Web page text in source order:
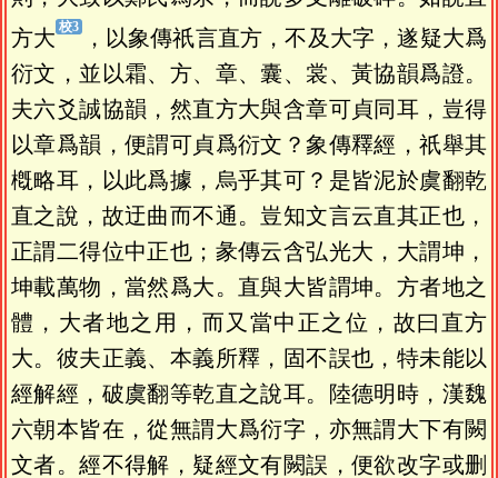
方大
，以象傳祇言直方，不及大字，遂疑大爲
衍文，並以霜、方、章、囊、裳、黃協韻爲證。
夫六爻誠協韻，然直方大與含章可貞同耳，豈得
以章爲韻，便謂可貞爲衍文？象傳釋經，祇舉其
槪略耳，以此爲據，烏乎其可？是皆泥於虞翻乾
直之說，故迂曲而不通。豈知文言云直其正也，
正謂二得位中正也；彖傳云含弘光大，大謂坤，
坤載萬物，當然爲大。直與大皆謂坤。方者地之
體，大者地之用，而又當中正之位，故曰直方
大。彼夫正義、本義所釋，固不誤也，特未能以
經解經，破虞翻等乾直之說耳。陸德明時，漢魏
六朝本皆在，從無謂大爲衍字，亦無謂大下有闕
文者。經不得解，疑經文有闕誤，便欲改字或删